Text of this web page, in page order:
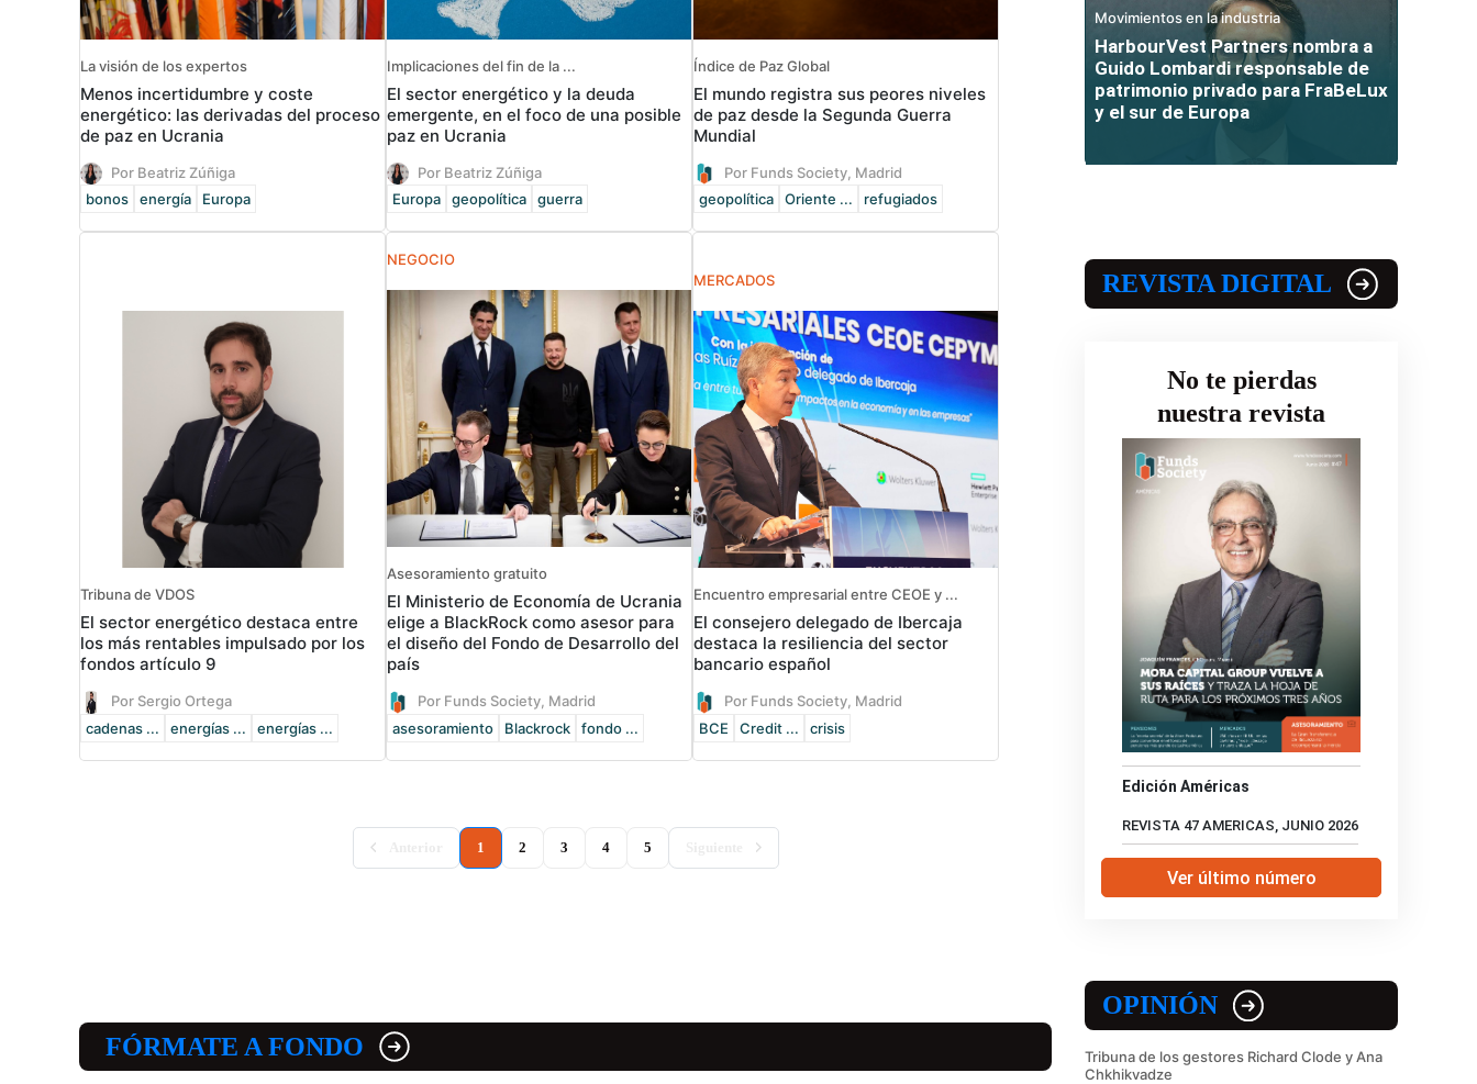
La visión de los expertos
Menos incertidumbre y coste
energético: las derivadas del proceso
de paz en Ucrania
Por Beatriz Zúñiga
bonos
energía Europa
Implicaciones del fin de la ...
El sector energético y la deuda
emergente, en el foco de una posible
paz en Ucrania
Por Beatriz Zúñiga
Europa
geopolítica guerra
Índice de Paz Global
El mundo registra sus peores niveles
de paz desde la Segunda Guerra
Mundial
Por Funds Society, Madrid
geopolítica
Oriente ... refugiados
Tribuna de VDOS
El sector energético destaca entre
los más rentables impulsado por los
fondos artículo 9
Por Sergio Ortega
cadenas ...
energías ... energías ...
NEGOCIO
Asesoramiento gratuito
El Ministerio de Economía de Ucrania
elige a BlackRock como asesor para
el diseño del Fondo de Desarrollo del
país
Por Funds Society, Madrid
asesoramiento
Blackrock fondo ...
MERCADOS
Encuentro empresarial entre CEOE y ...
El consejero delegado de Ibercaja
destaca la resiliencia del sector
bancario español
Por Funds Society, Madrid
BCE
Credit ... crisis
1 (current)
2 3 4 5
FÓRMATE A FONDO
Movimientos en la industria
HarbourVest Partners nombra a
Guido Lombardi responsable de
patrimonio privado para FraBeLux
y el sur de Europa
REVISTA DIGITAL
No te pierdas
nuestra revista
Edición Américas
REVISTA 47 AMERICAS, JUNIO 2026
Ver último número
OPINIÓN
Tribuna de los gestores Richard Clode y Ana
Chkhikvadze